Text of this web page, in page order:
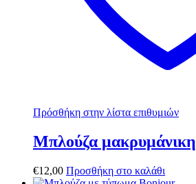
Πρόσθήκη στην λίστα επιθυμιών
Μπλούζα μακρυμάνικη
€12,00 Προσθήκη στο καλάθι